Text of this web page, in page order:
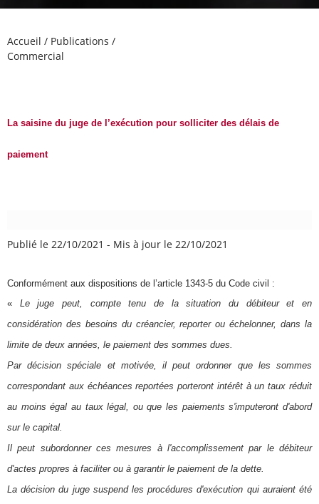
Accueil / Publications /
Commercial
La saisine du juge de l’exécution pour solliciter des délais de
paiement
Publié le 22/10/2021 - Mis à jour le 22/10/2021
Conformément aux dispositions de l’article 1343-5 du Code civil :
« Le juge peut, compte tenu de la situation du débiteur et en
considération des besoins du créancier, reporter ou échelonner, dans la
limite de deux années, le paiement des sommes dues.
Par décision spéciale et motivée, il peut ordonner que les sommes
correspondant aux échéances reportées porteront intérêt à un taux réduit
au moins égal au taux légal, ou que les paiements s'imputeront d'abord
sur le capital.
Il peut subordonner ces mesures à l'accomplissement par le débiteur
d'actes propres à faciliter ou à garantir le paiement de la dette.
La décision du juge suspend les procédures d'exécution qui auraient été